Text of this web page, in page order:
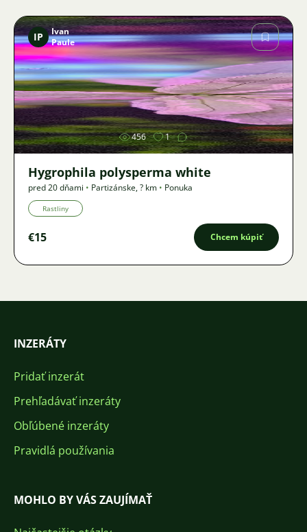
Obrázok
IP
Ivan
Paule
456 1
Hygrophila polysperma white
pred 20 dňami • Partizánske,? km • Ponuka
Rastliny
€15 Chcem kúpiť
INZERÁTY
Pridať inzerát
Prehľadávať inzeráty
Obľúbené inzeráty
Pravidlá používania
MOHLO BY VÁS ZAUJÍMAŤ